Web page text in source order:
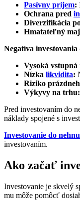
Pasívny príjem:
Ochrana pred
Diverzifikácia
Hmatateľný
Negatíva
Vysoká vstupná
Nízka likvidita:
Riziko
Výkyvy na trhu:
Pred investovaním do
náklady spojené s
Investovanie do
investovaním.
Ako začať
Investovanie je skvelý
mu môže pomôcť